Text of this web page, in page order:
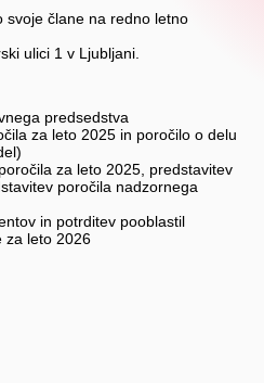
svoje člane na redno letno
ulici 1 v Ljubljani.
predsedstva
za leto 2025 in poročilo o delu
za leto 2025, predstavitev
poročila nadzornega
in potrditev pooblastil
leto 2026